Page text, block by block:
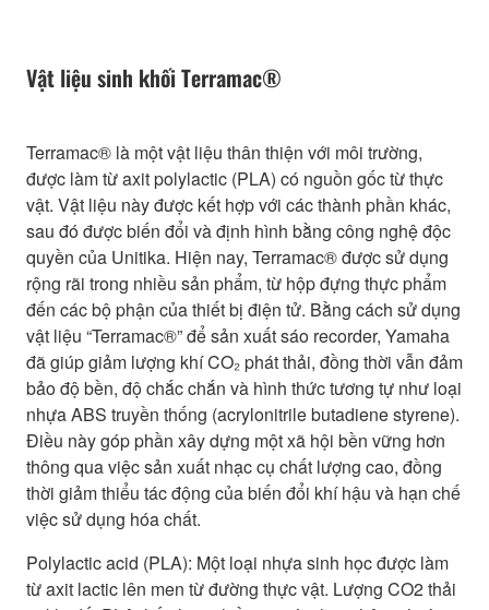
Vật liệu sinh khối Terramac®
Terramac® là một vật liệu thân thiện với môi trường,
được làm từ axit polylactic (PLA) có nguồn gốc từ thực
vật. Vật liệu này được kết hợp với các thành phần khác,
sau đó được biến đổi và định hình bằng công nghệ độc
quyền của Unitika. Hiện nay, Terramac® được sử dụng
rộng rãi trong nhiều sản phẩm, từ hộp đựng thực phẩm
đến các bộ phận của thiết bị điện tử. Bằng cách sử dụng
vật liệu “Terramac®” để sản xuất sáo recorder, Yamaha
đã giúp giảm lượng khí CO₂ phát thải, đồng thời vẫn đảm
bảo độ bền, độ chắc chắn và hình thức tương tự như loại
nhựa ABS truyền thống (acrylonitrile butadiene styrene).
Điều này góp phần xây dựng một xã hội bền vững hơn
thông qua việc sản xuất nhạc cụ chất lượng cao, đồng
thời giảm thiểu tác động của biến đổi khí hậu và hạn chế
việc sử dụng hóa chất.
Polylactic acid (PLA): Một loại nhựa sinh học được làm
từ axit lactic lên men từ đường thực vật. Lượng CO2 thải